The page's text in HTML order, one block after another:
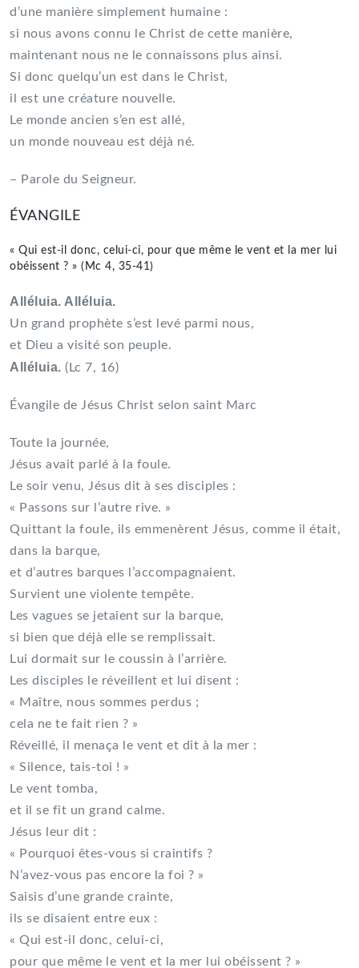
d’une manière simplement humaine :
si nous avons connu le Christ de cette manière,
maintenant nous ne le connaissons plus ainsi.
Si donc quelqu’un est dans le Christ,
il est une créature nouvelle.
Le monde ancien s’en est allé,
un monde nouveau est déjà né.
– Parole du Seigneur.
ÉVANGILE
« Qui est-il donc, celui-ci, pour que même le vent et la mer lui
obéissent ? » (Mc 4, 35-41)
Alléluia. Alléluia.
Un grand prophète s’est levé parmi nous,
et Dieu a visité son peuple.
Alléluia. (Lc 7, 16)
Évangile de Jésus Christ selon saint Marc
Toute la journée,
Jésus avait parlé à la foule.
Le soir venu, Jésus dit à ses disciples :
« Passons sur l’autre rive. »
Quittant la foule, ils emmenèrent Jésus, comme il était,
dans la barque,
et d’autres barques l’accompagnaient.
Survient une violente tempête.
Les vagues se jetaient sur la barque,
si bien que déjà elle se remplissait.
Lui dormait sur le coussin à l’arrière.
Les disciples le réveillent et lui disent :
« Maître, nous sommes perdus ;
cela ne te fait rien ? »
Réveillé, il menaça le vent et dit à la mer :
« Silence, tais-toi ! »
Le vent tomba,
et il se fit un grand calme.
Jésus leur dit :
« Pourquoi êtes-vous si craintifs ?
N’avez-vous pas encore la foi ? »
Saisis d’une grande crainte,
ils se disaient entre eux :
« Qui est-il donc, celui-ci,
pour que même le vent et la mer lui obéissent ? »